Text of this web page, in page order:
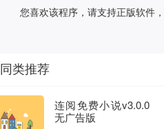
您喜欢该程序，请支持正版软件
同类推荐
连阅免费小说v3.0.0
无广告版